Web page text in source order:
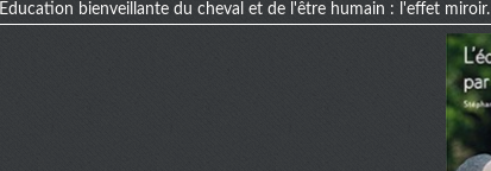
Éducation bienveillante du cheval et de l'être humain : l'effet miroir.